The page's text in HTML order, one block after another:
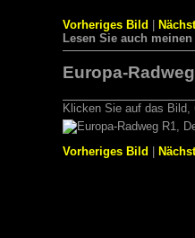
Vorheriges Bild |
Lesen Sie auch meinen
Europa-
Klicken Sie auf das
Vorheriges Bild